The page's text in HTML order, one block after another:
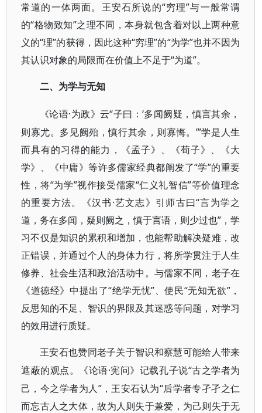
常道的一体两面。王安石所说的“穷理”与一般常谓
的“格物致知”之理不同，本身就包含着对以上两种意
义的“理”的获得，因此这种“穷理”的“为学”也并不因为
其认识对象的局限而在价值上不足于“为道”。
二、为学与无知
《论语·为政》云“子曰：‘多闻阙疑，慎言其余，
则寡尤。多见阙殆，慎行其余，则寡悔。’”学是人生
而具有的习得的能力，《孟子》、《荀子》、《大
学》、《中庸》等许多儒家经典都阐发了“学”的重要
性，将“为学”视作接受儒家“仁义礼智信”等价值理念
的重要方法。《汉书·艺文志》引师古曰“言为学之
道，务在多闻，疑则阙之，慎于言语，则少过也”，学
习不仅是知识的累积和增加，也能帮助解决疑难，改
正错误，并通过个人的身体力行，将所学贯注于人生
修养、社会生活和政治活动中。与儒家不同，老子在
《道德经》中提出了“绝学无忧”、使民“无知无欲”，
反思知的不足、智识的界限及其迷惑等问题，对学习
的效用进行质疑。
王安石也赞同老子关于智识和察慧可能给人带来
遮蔽的观点。《论语·宪问》记载孔子说“古之学者为
己，今之学者为人”，王安石认为“后学者专孑孑之仁
而忘古人之大体，故为人则失于兼爱，为己则失于无